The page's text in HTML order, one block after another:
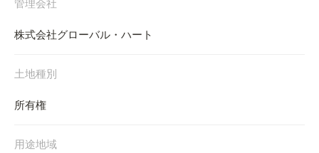
管理会社
株式会社グローバル・ハート
土地種別
所有権
用途地域